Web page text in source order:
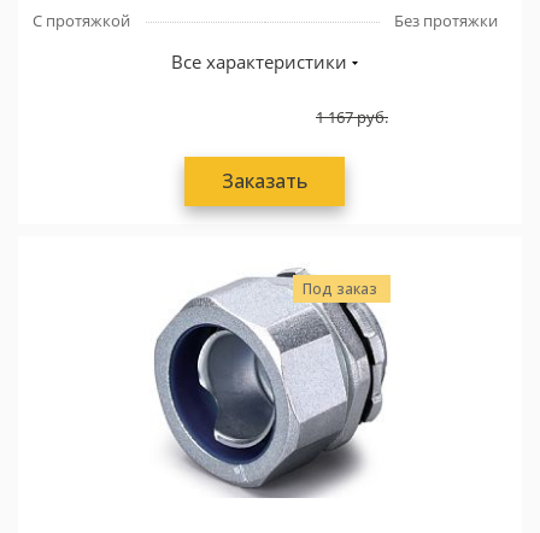
С протяжкой Без протяжки
Все характеристики
1 167руб.
Заказать
Под заказ